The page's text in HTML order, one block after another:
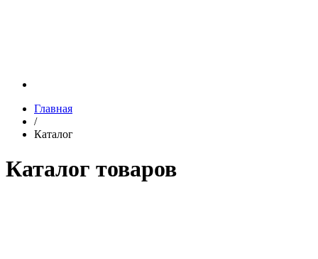
Главная
/
Каталог
Каталог товаров